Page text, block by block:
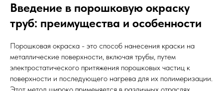
Введение в порошковую окраску
труб: преимущества и особенности
Порошковая окраска - это способ нанесения краски на
металлические поверхности, включая трубы, путем
электростатического притяжения порошковых частиц к
поверхности и последующего нагрева для их полимеризации.